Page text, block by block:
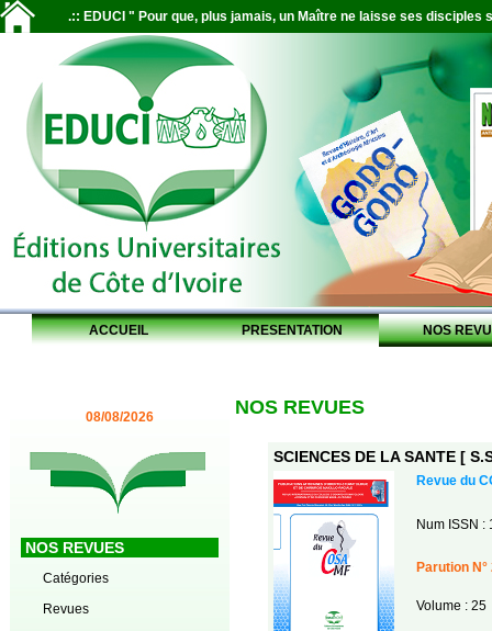
.:: EDUCI " Pour que, plus jamais, un Maître ne laisse ses disciples
ACCUEIL PRESENTATION NOS
08/08/2026
NOS REVUES
Catégories
Revues
NOS REVUES
SCIENCES DE LA SANTE [
Revue du
Num ISSN :
Parution N°
Volume : 25